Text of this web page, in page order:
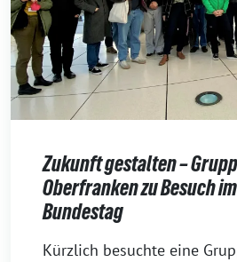
Zukunft gestalten –
Oberfranken zu Besuch
Bundestag
29.
Kürzlich besuchte eine